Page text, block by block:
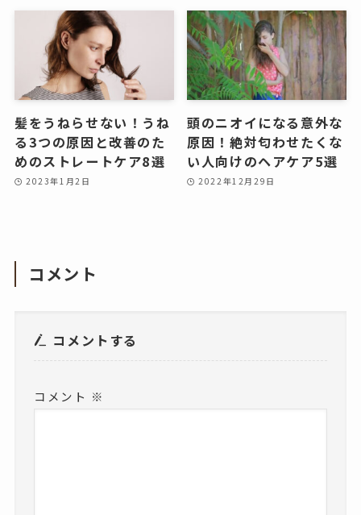
髪をうねらせない！うね
る3つの原因と改善のた
めのストレートケア8選
2023年1月2日
頭のニオイになる意外な
原因！絶対匂わせたくな
い人向けのヘアケア5選
2022年12月29日
コメント
コメントする
コメント ※